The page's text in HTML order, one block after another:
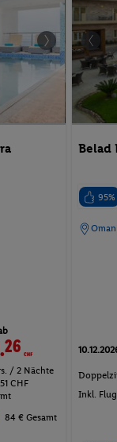
26 CHF
/ 2 Nächte
CHF
84 € Gesamt
Belad
95%
Inkl.